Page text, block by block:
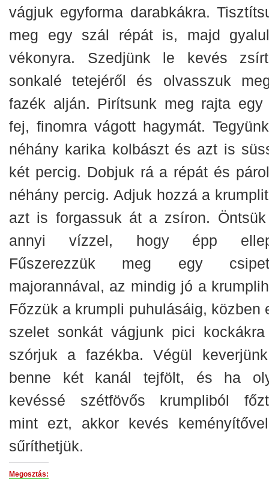
vágjuk egyforma darabkákra.
meg egy szál répát is, majd
vékonyra. Szedjünk le kevés
sonkalé tetejéről és olvasszuk
fazék alján. Pirítsunk meg rajta egy
fej, finomra vágott hagymát.
néhány karika kolbászt és azt is
két percig. Dobjuk rá a répát és
néhány percig. Adjuk hozzá a
azt is forgassuk át a zsíron.
annyi vízzel, hogy épp
Fűszerezzük meg egy
majorannával, az mindig jó a
Főzzük a krumpli puhulásáig, közben
szelet sonkát vágjunk pici
szórjuk a fazékba. Végül
benne két kanál tejfölt, és ha
kevéssé szétfövős krumpliból
mint ezt, akkor kevés
sűríthetjük.
Megosztás: